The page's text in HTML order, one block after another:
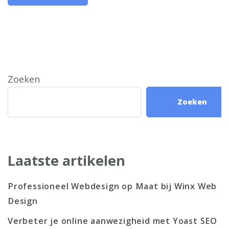
Zoeken
Zoeken
Laatste artikelen
Professioneel Webdesign op Maat bij Winx Web
Design
Verbeter je online aanwezigheid met Yoast SEO